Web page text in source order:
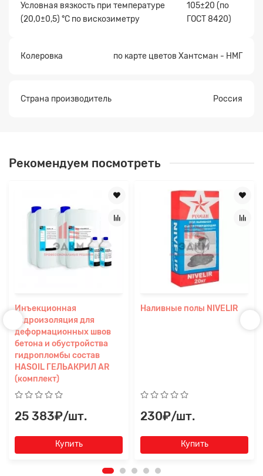
Условная вязкость при температуре
(20,0±0,5) °С по вискозиметру
105±20 (по
ГОСТ 8420)
Колеровка по карте цветов Хантсман - НМГ
Страна производитель Россия
Рекомендуем посмотреть
Инъекционная
гидроизоляция для
деформационных швов
бетона и обустройства
гидропломбы состав
HASOIL ГЕЛЬАКРИЛ AR
(комплект)
25 383₽/шт.
Купить
Наливные полы NIVELIR
230₽/шт.
Купить